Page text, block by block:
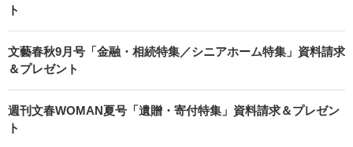
ト
文藝春秋9月号「金融・相続特集／シニアホーム特集」資料請求
＆プレゼント
週刊文春WOMAN夏号「遺贈・寄付特集」資料請求＆プレゼン
ト